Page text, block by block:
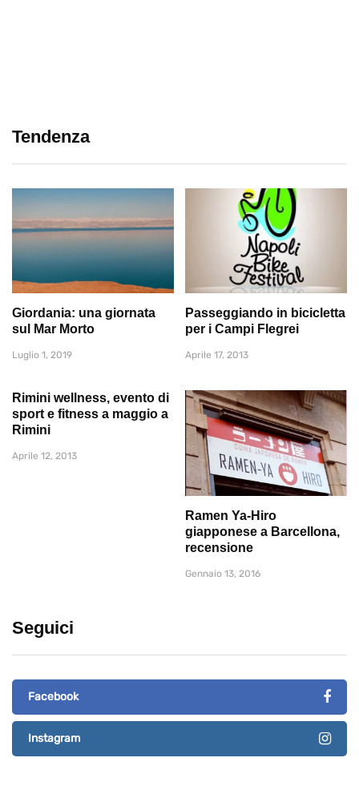
Tendenza
Giordania: una giornata
sul Mar Morto
Luglio 1, 2019
Passeggiando in bicicletta
per i Campi Flegrei
Aprile 17, 2013
Rimini wellness, evento di
sport e fitness a maggio a
Rimini
Aprile 12, 2013
Ramen Ya-Hiro
giapponese a Barcellona,
recensione
Gennaio 13, 2016
Seguici
Facebook
Instagram